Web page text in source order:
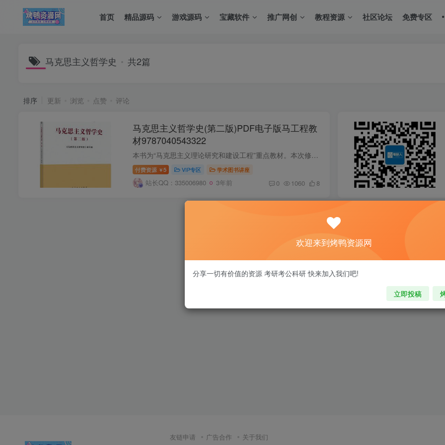
首页 精品源码 游戏源码 宝藏软件 推广网创 教程资源 社区论坛 免费专区
马克思主义哲学史 共2篇
排序 更新 浏览 点赞 评论
马克思主义哲学史(第二版)PDF电子版马工程教
材9787040543322
本书为“马克思主义理论研究和建设工程”重点教材。本次修订，编者结合时代特点，吸收学术界**研究成果，在查阅、参考大量历史文献资料的基础上，阐述马克思主义哲学史各个时期的发展。全书坚持...
付费资源 ￥5 VIP专区 学术图书讲座
站长QQ：335006980 3年前 0 1060 8
友链申请 广告合作 关于我们
欢迎来到烤鸭资源网
分享一切有价值的资源 考研考公科研 快来加入我们吧!
立即投稿